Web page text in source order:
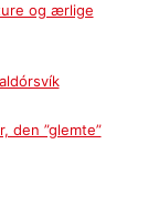
og ærlige
den ”glemte”